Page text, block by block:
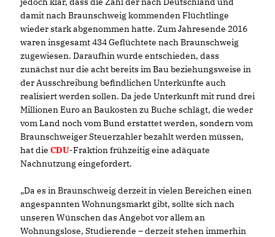
damit nach Braunschweig kommenden Flüchtlinge
wieder stark abgenommen hatte. Zum Jahresende 2016
waren insgesamt 434 Geflüchtete nach Braunschweig
zugewiesen. Daraufhin wurde entschieden, dass
zunächst nur die acht bereits im Bau beziehungsweise in
der Ausschreibung befindlichen Unterkünfte auch
realisiert werden sollen. Da jede Unterkunft mit rund drei
Millionen Euro an Baukosten zu Buche schlägt, die weder
vom Land noch vom Bund erstattet werden, sondern vom
Braunschweiger Steuerzahler bezahlt werden müssen,
hat die CDU-Fraktion frühzeitig eine adäquate
Nachnutzung eingefordert.
Da es in Braunschweig derzeit in vielen Bereichen einen
angespannten Wohnungsmarkt gibt, sollte sich nach
unseren Wünschen das Angebot vor allem an
Wohnungslose, Studierende – derzeit stehen immerhin